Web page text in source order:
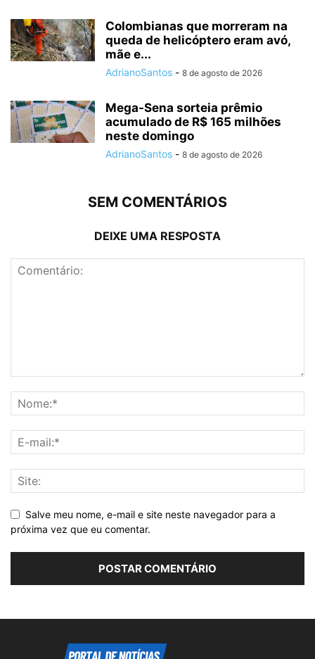
Colombianas que morreram na
queda de helicóptero eram avó,
mãe e...
AdrianoSantos - 8 de agosto de 2026
Mega-Sena sorteia prêmio
acumulado de R$ 165 milhões
neste domingo
AdrianoSantos - 8 de agosto de 2026
SEM COMENTÁRIOS
DEIXE UMA RESPOSTA
Salve meu nome, e-mail e site neste navegador para a
próxima vez que eu comentar.